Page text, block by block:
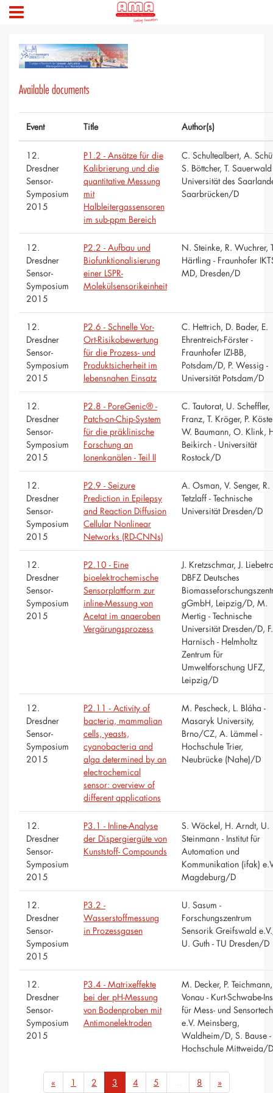
Available documents
Event Title Author(s)
12.
Dresdner
Sensor-
Symposium
2015
P1.2 - Ansätze für die
Kalibrierung und die
quantitative Messung
mit
Halbleitergassensoren
im sub-ppm Bereich
C. Schultealbert, A.
S. Böttcher, T.
Universität des
Saarbrücken/D
12.
Dresdner
Sensor-
Symposium
2015
P2.2 - Aufbau und
Biofunktionalisierung
einer LSPR-
Molekülsensorikeinheit
N. Steinke, R. Wuchrer,
Härtling - Fraunhofer
MD, Dresden/D
12.
Dresdner
Sensor-
Symposium
2015
P2.6 - Schnelle Vor-
Ort-Risikobewertung
für die Prozess- und
Produktsicherheit im
lebensnahen Einsatz
C. Hettrich, D. Bader, E.
Ehrentreich-Förster -
Fraunhofer IZI-BB,
Potsdam/D, P. Wessig -
Universität Potsdam/D
12.
Dresdner
Sensor-
Symposium
2015
P2.8 - PoreGenic® -
Patch-on-Chip-System
für die präklinische
Forschung an
Ionenkanälen - Teil II
C. Tautorat, U. Scheffler,
Franz, T. Kröger, P.
W. Baumann, O. Klink,
Beikirch - Universität
Rostock/D
12.
Dresdner
Sensor-
Symposium
2015
P2.9 - Seizure
Prediction in Epilepsy
and Reaction Diffusion
Cellular Nonlinear
Networks (RD-CNNs)
A. Osman, V. Senger, R.
Tetzlaff - Technische
Universität Dresden/D
12.
Dresdner
Sensor-
Symposium
2015
P2.10 - Eine
bioelektrochemische
Sensorplattform zur
inline-Messung von
Acetat im anaeroben
Vergärungsprozess
J. Kretzschmar, J.
DBFZ Deutsches
gGmbH, Leipzig/D, M.
Mertig - Technische
Universität Dresden/D, F.
Harnisch - Helmholtz
Zentrum für
Umweltforschung UFZ,
Leipzig/D
12.
Dresdner
Sensor-
Symposium
2015
P2.11 - Activity of
bacteria, mammalian
cells, yeasts,
cyanobacteria and
alga determined by an
electrochemical
sensor: overview of
different applications
M. Pescheck, L. Bláha -
Masaryk University,
Brno/CZ, A. Lämmel -
Hochschule Trier,
Neubrücke (Nahe)/D
12.
Dresdner
Sensor-
Symposium
2015
P3.1 - Inline-Analyse
der Dispergiergüte von
Kunststoff- Compounds
S. Wöckel, H. Arndt, U.
Steinmann - Institut für
Automation und
Kommunikation (ifak)
Magdeburg/D
12.
Dresdner
Sensor-
Symposium
2015
P3.2 -
Wasserstoffmessung
in Prozessgasen
U. Sasum -
Forschungszentrum
Sensorik Greifswald
U. Guth - TU Dresden/D
12.
Dresdner
Sensor-
Symposium
2015
P3.4 - Matrixeffekte
bei der pH-Messung
von Bodenproben mit
Antimonelektroden
M. Decker, P.
Vonau - Kurt-Schwabe-
für Mess- und
e.V. Meinsberg,
Waldheim/D, S. Bause -
Hochschule Mittweida/D
« 1 2 3 4 5 ... 8 »